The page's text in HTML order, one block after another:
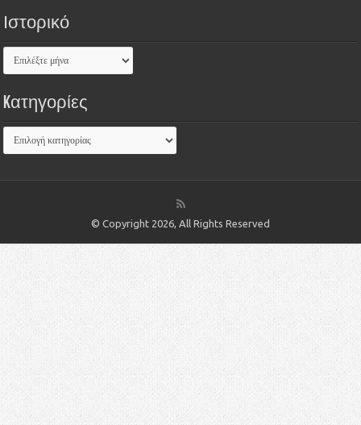
Ιστορικό
Kατηγορίες
© Copyright 2026, All Rights Reserved